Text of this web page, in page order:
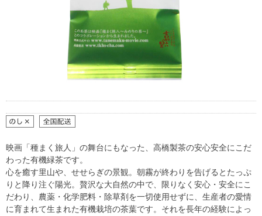
映画「種まく旅人」の舞台にもなった、高橋製茶の安心安全にこだ
わった有機緑茶です。
心を癒す里山や、せせらぎの景観。朝霧が終わりを告げるとたっぷ
りと降り注ぐ陽光。贅沢な大自然の中で、限りなく安心・安全にこ
だわり、農薬・化学肥料・除草剤を一切使用せずに、生産者の愛情
に育まれて生まれた有機栽培の茶葉です。それを長年の経験によっ